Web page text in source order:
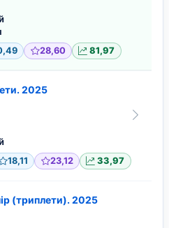
28,60 81,97
2025
18,11 23,12 33,97
(триплети). 2025